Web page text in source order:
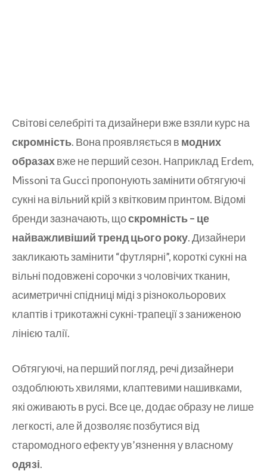
Світові селебріті та дизайнери вже взяли курс на
скромність. Вона проявляється в модних
образахвже не перший сезон. Наприклад Erdem,
Missoni та Gucci пропонують замінити обтягуючі
сукні на вільний крій з квітковим принтом. Відомі
бренди зазначають, щоскромність – це
найважливіший тренд цього року. Дизайнери
закликають замінити “футлярні”, короткі сукні на
вільні подовжені сорочки з чоловічих тканин,
асиметричні спідниці міді з різнокольорових
клаптів і трикотажні сукні-трапеції з заниженою
лінією талії.
Обтягуючі, на перший погляд, речі дизайнери
оздоблюють хвилями, клаптевими нашивками,
які оживають в русі. Все це, додає образу не лише
легкості, але й дозволяє позбутися від
старомодного ефекту ув’язнення у власному
одязі.